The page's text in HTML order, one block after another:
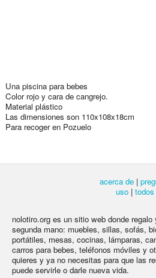
Una piscina para bebes
Color rojo y cara de cangrejo.
Material plástico
Las dimensiones son 110x108x18cm
Para recoger en Pozuelo
acerca de |
uso |
nolotiro.org es un sitio web donde
segunda mano: muebles, sillas, sofás,
portátiles, mesas, cocinas, lámparas,
carros para bebes, teléfonos móviles y
quieres y ya no necesitas para que las
puede servirle o darle nueva vida.